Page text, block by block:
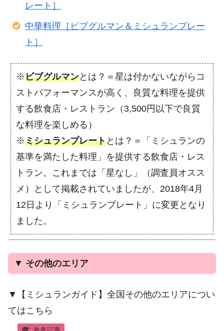
レート］
中華料理［ビブグルマン＆ミシュランプレー
ト］
※ビブグルマンとは？＝星は付かないながらコ
ストパフォーマンスが高く、良質な料理を提供
する飲食店・レストラン（3,500円以下で良質
な料理を楽しめる）
※ミシュランプレートとは？＝「ミシュランの
基準を満たした料理」を提供する飲食店・レス
トラン。これまでは「星なし」（調査員オスス
メ）として掲載されていましたが、2018年4月
12日より「ミシュランプレート」に変更となり
ました。
▼ その他のエリア
▼【ミシュランガイド】全国その他のエリアについ
てはこちら